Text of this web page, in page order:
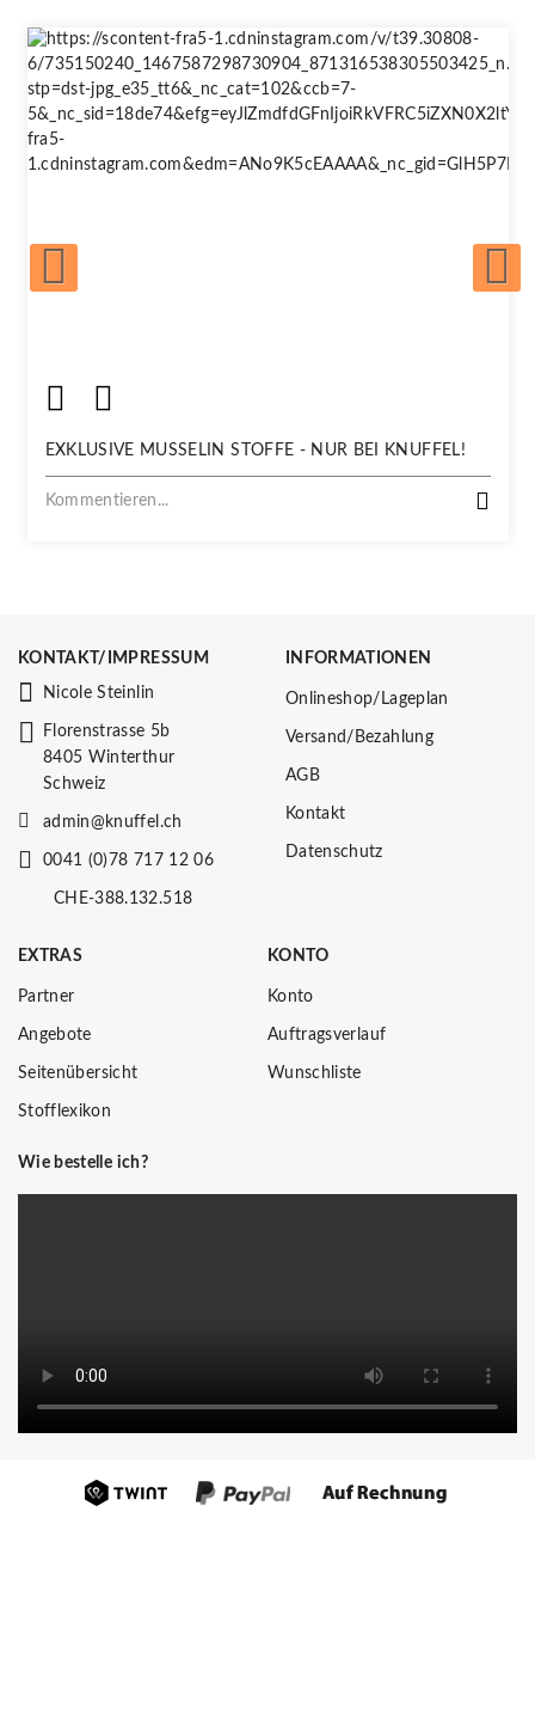
EXKLUSIVE MUSSELIN STOFFE - NUR BEI KNUFFEL!
Kommentieren...
KONTAKT/IMPRESSUM
Nicole Steinlin
Florenstrasse 5b
8405 Winterthur
Schweiz
admin@knuffel.ch
0041 (0)78 717 12 06
CHE-388.132.518
INFORMATIONEN
Onlineshop/Lageplan
Versand/Bezahlung
AGB
Kontakt
Datenschutz
EXTRAS
Partner
Angebote
Seitenübersicht
Stofflexikon
KONTO
Konto
Auftragsverlauf
Wunschliste
Wie bestelle ich?